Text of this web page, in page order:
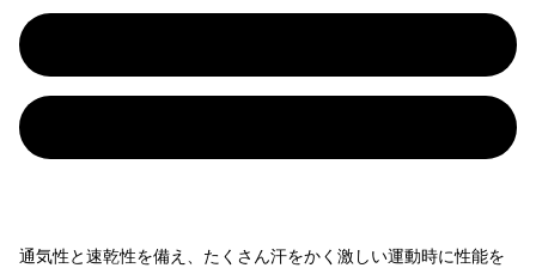
通気性と速乾性を備え、たくさん汗をかく激しい運動時に性能を